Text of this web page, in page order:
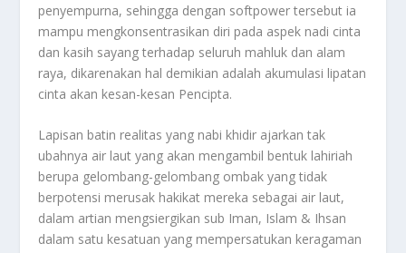
penyempurna, sehingga dengan softpower tersebut ia
mampu mengkonsentrasikan diri pada aspek nadi cinta
dan kasih sayang terhadap seluruh mahluk dan alam
raya, dikarenakan hal demikian adalah akumulasi lipatan
cinta akan kesan-kesan Pencipta.
Lapisan batin realitas yang nabi khidir ajarkan tak
ubahnya air laut yang akan mengambil bentuk lahiriah
berupa gelombang-gelombang ombak yang tidak
berpotensi merusak hakikat mereka sebagai air laut,
dalam artian mengsiergikan sub Iman, Islam & Ihsan
dalam satu kesatuan yang mempersatukan keragaman